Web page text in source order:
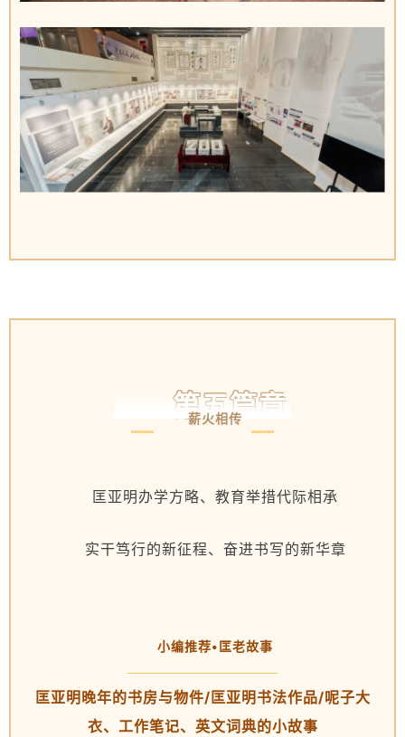
第五篇章
薪火相传
匡亚明办学方略、教育举措代际相承
实干笃行的新征程、奋进书写的新华章
小编推荐•匡老故事
匡亚明晚年的书房与物件/匡亚明书法作品/呢子大
衣、工作笔记、英文词典的小故事